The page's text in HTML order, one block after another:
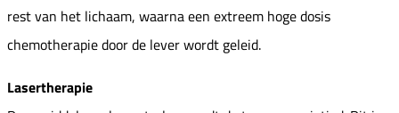
rest van het lichaam, waarna een extreem hoge dosis
chemotherapie door de lever wordt geleid.
Lasertherapie